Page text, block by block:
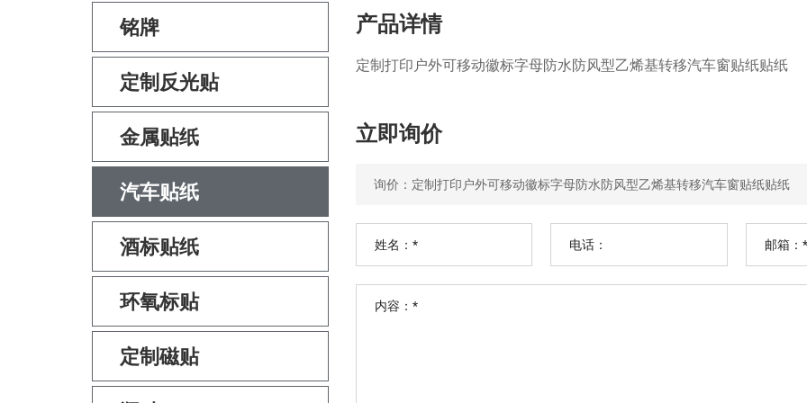
铭牌
定制反光贴
金属贴纸
汽车贴纸
酒标贴纸
环氧标贴
定制磁贴
产品详情
定制打印户外可移动徽标字母防水防风型乙烯基转移汽车窗贴纸贴纸
立即询价